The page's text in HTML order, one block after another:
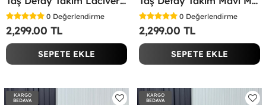
0 Değerlendirme
2,299.00 TL
SEPETE EKLE
0 Değerlendirme
2,299.00 TL
SEPETE EKLE
KARGO
BEDAVA
KARGO
BEDAVA